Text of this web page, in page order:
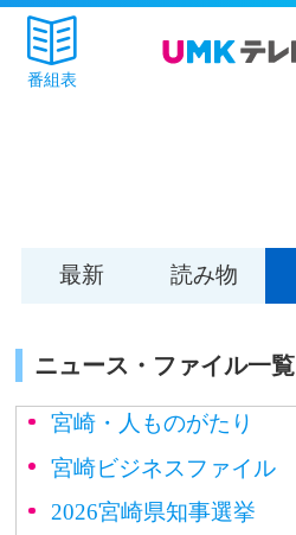
番組表
最新 読み物
ニュース・ファイル一覧
宮崎・人ものがたり
宮崎ビジネスファイル
2026宮崎県知事選挙